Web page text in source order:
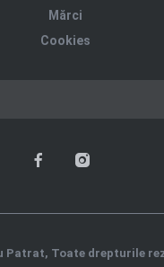
Mărci
Cookies
Patrat, Toate drepturile